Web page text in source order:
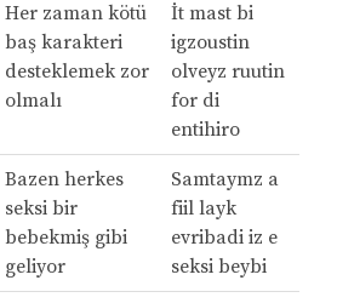
Her zaman kötü
baş karakteri
desteklemek zor
olmalı
İt mast bi
igzoustin
olveyz ruutin
for di
entihiro
Bazen herkes
seksi bir
bebekmiş gibi
geliyor
Samtaymz a
fiil layk
evribadi iz e
seksi beybi